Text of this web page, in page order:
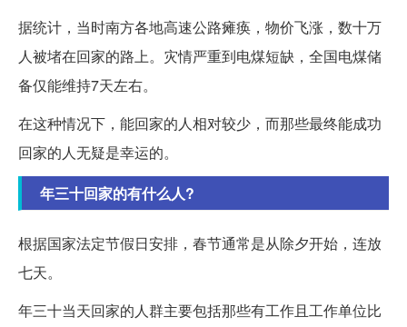
据统计，当时南方各地高速公路瘫痪，物价飞涨，数十万
人被堵在回家的路上。灾情严重到电煤短缺，全国电煤储
备仅能维持7天左右。
在这种情况下，能回家的人相对较少，而那些最终能成功
回家的人无疑是幸运的。
年三十回家的有什么人?
根据国家法定节假日安排，春节通常是从除夕开始，连放
七天。
年三十当天回家的人群主要包括那些有工作且工作单位比